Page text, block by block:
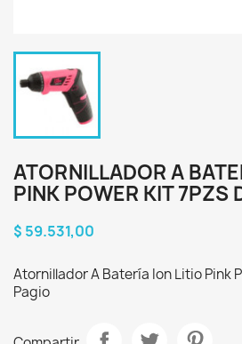
ATORNILLADOR A
PINK POWER KIT 7PZS
$ 59.531,00
Atornillador A Batería Ion Litio Pink
Pagio